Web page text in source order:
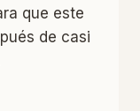
que este
de casi